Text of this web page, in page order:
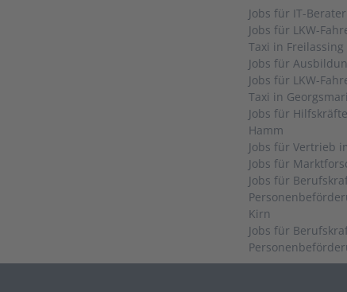
Jobs für LKW-
Taxi in Freilassing
Jobs für LKW-
Taxi in
Jobs für
Hamm
Jobs für
Kirn
Jobs für